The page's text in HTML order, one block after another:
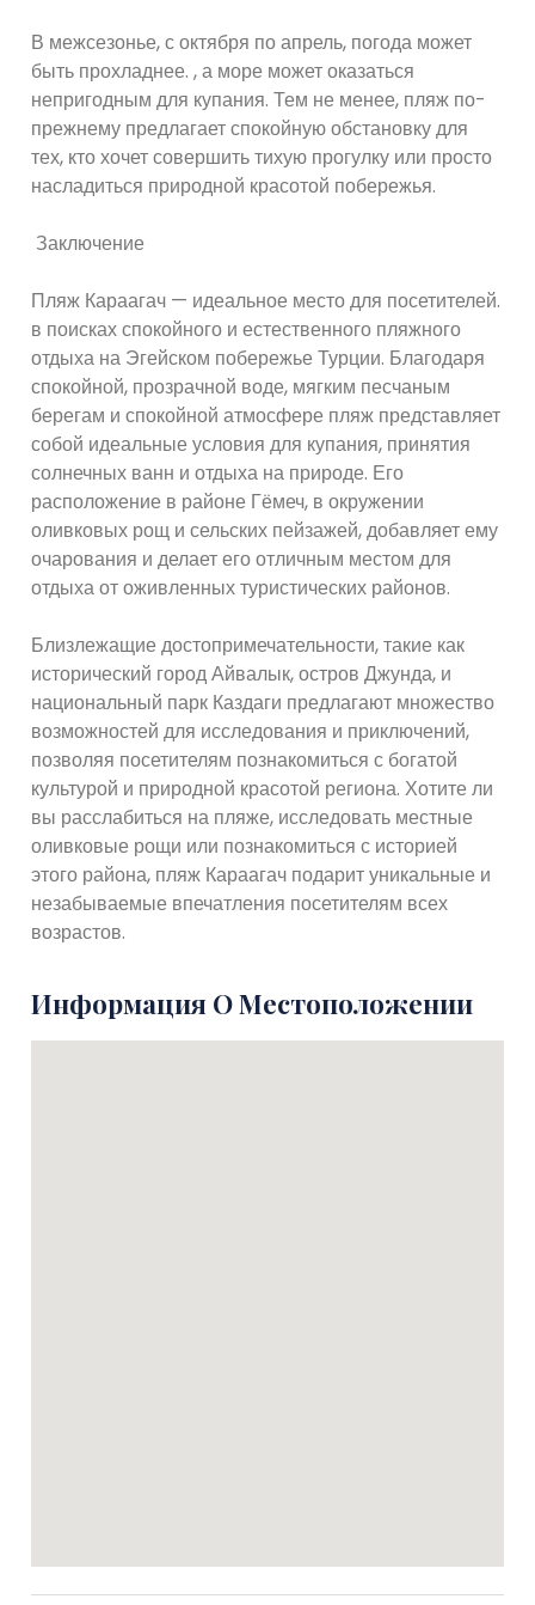
В межсезонье, с октября по апрель, погода может
быть прохладнее. , а море может оказаться
непригодным для купания. Тем не менее, пляж по-
прежнему предлагает спокойную обстановку для
тех, кто хочет совершить тихую прогулку или просто
насладиться природной красотой побережья.
Заключение
Пляж Караагач — идеальное место для посетителей.
в поисках спокойного и естественного пляжного
отдыха на Эгейском побережье Турции. Благодаря
спокойной, прозрачной воде, мягким песчаным
берегам и спокойной атмосфере пляж представляет
собой идеальные условия для купания, принятия
солнечных ванн и отдыха на природе. Его
расположение в районе Гёмеч, в окружении
оливковых рощ и сельских пейзажей, добавляет ему
очарования и делает его отличным местом для
отдыха от оживленных туристических районов.
Близлежащие достопримечательности, такие как
исторический город Айвалык, остров Джунда, и
национальный парк Каздаги предлагают множество
возможностей для исследования и приключений,
позволяя посетителям познакомиться с богатой
культурой и природной красотой региона. Хотите ли
вы расслабиться на пляже, исследовать местные
оливковые рощи или познакомиться с историей
этого района, пляж Караагач подарит уникальные и
незабываемые впечатления посетителям всех
возрастов.
Информация О Местоположении